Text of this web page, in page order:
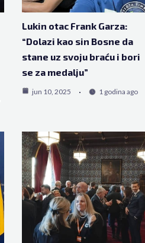
Lukin otac Frank Garza:
“Dolazi kao sin Bosne da
stane uz svoju braću i bori
se za medalju”
jun 10, 2025 1 godina ago